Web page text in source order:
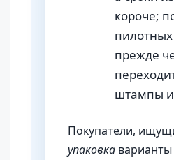
короче;
прежде
штампы
Покупатели,
упаковка варианты